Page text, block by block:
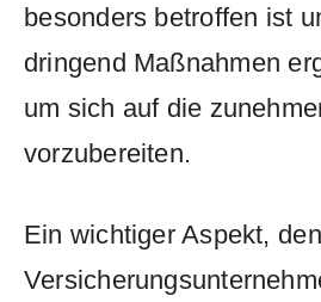
⁤besonders betroffen ist‍
dringend Maßnahmen
um sich‌ auf die
vorzubereiten.
Ein wichtiger Aspekt,⁢ den​